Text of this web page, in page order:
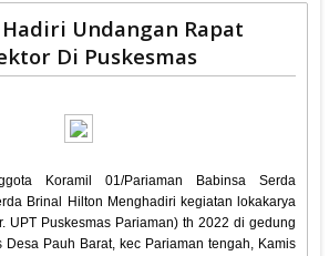
Undangan Rapat
Di Puskesmas
Koramil 01/Pariaman Babinsa Serda
Brinal Hilton Menghadiri kegiatan lokakarya
UPT Puskesmas Pariaman) th 2022 di gedung
Desa Pauh Barat, kec Pariaman tengah, Kamis